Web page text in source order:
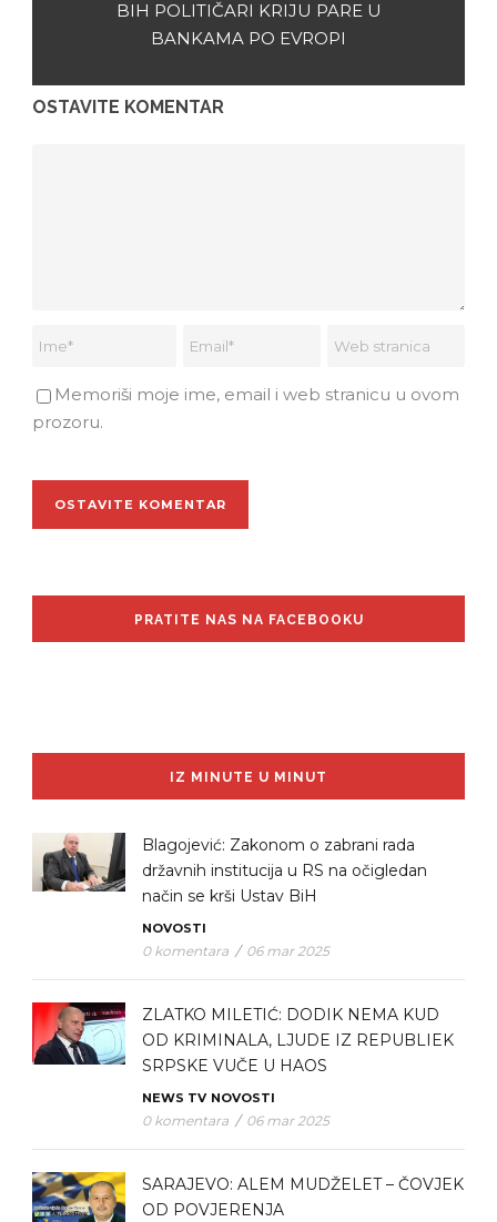
BIH POLITIČARI KRIJU PARE U
BANKAMA PO EVROPI
OSTAVITE KOMENTAR
Memoriši moje ime, email i web stranicu u ovom
prozoru.
PRATITE NAS NA FACEBOOKU
IZ MINUTE U MINUT
Blagojević: Zakonom o zabrani rada
državnih institucija u RS na očigledan
način se krši Ustav BiH
NOVOSTI
0 komentara / 06 mar 2025
ZLATKO MILETIĆ: DODIK NEMA KUD
OD KRIMINALA, LJUDE IZ REPUBLIEK
SRPSKE VUČE U HAOS
NEWS TV NOVOSTI
0 komentara / 06 mar 2025
SARAJEVO: ALEM MUDŽELET – ČOVJEK
OD POVJERENJA